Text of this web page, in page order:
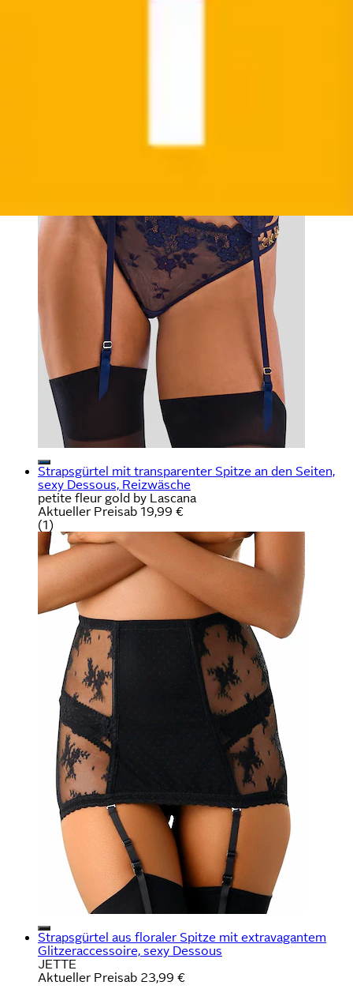
Strapsgürtel mit transparenter Spitze an den Seiten,
sexy Dessous, Reizwäsche
petite fleur gold by Lascana
Aktueller Preisab 19,99 €
(1)
Strapsgürtel aus floraler Spitze mit extravagantem
Glitzeraccessoire, sexy Dessous
JETTE
Aktueller Preisab 23,99 €